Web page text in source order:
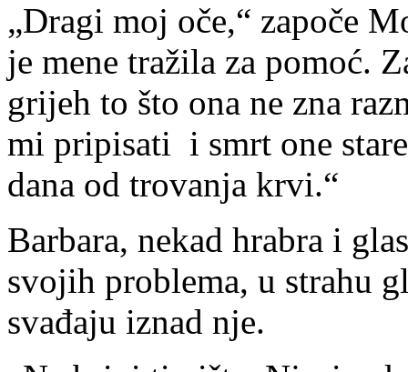
„Dragi moj oče,“ započe
je mene tražila za pomoć.
grijeh to što ona ne zna
mi pripisati i smrt one
dana od trovanja krvi.“
Barbara, nekad hrabra i
svojih problema, u strahu
svađaju iznad nje.